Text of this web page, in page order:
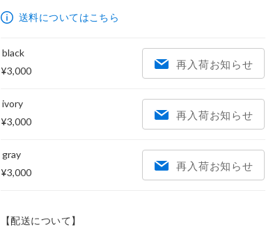
3,000円送料についてはこちら
black
¥3,000
再入荷お知らせ
ivory
¥3,000
再入荷お知らせ
gray
¥3,000
再入荷お知らせ
【配送について】